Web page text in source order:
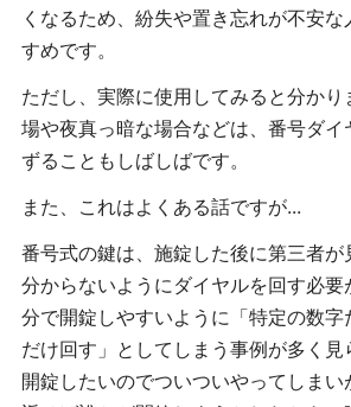
くなるため、紛失や置き忘れが不安
すめです。
ただし、実際に使用してみると分かり
場や夜真っ暗な場合などは、番号ダイ
ずることもしばしばです。
また、これはよくある話ですが...
番号式の鍵は、施錠した後に第三者
分からないようにダイヤルを回す必要
分で開錠しやすいように「特定の数
だけ回す」としてしまう事例が多く見
開錠したいのでついついやってしまい